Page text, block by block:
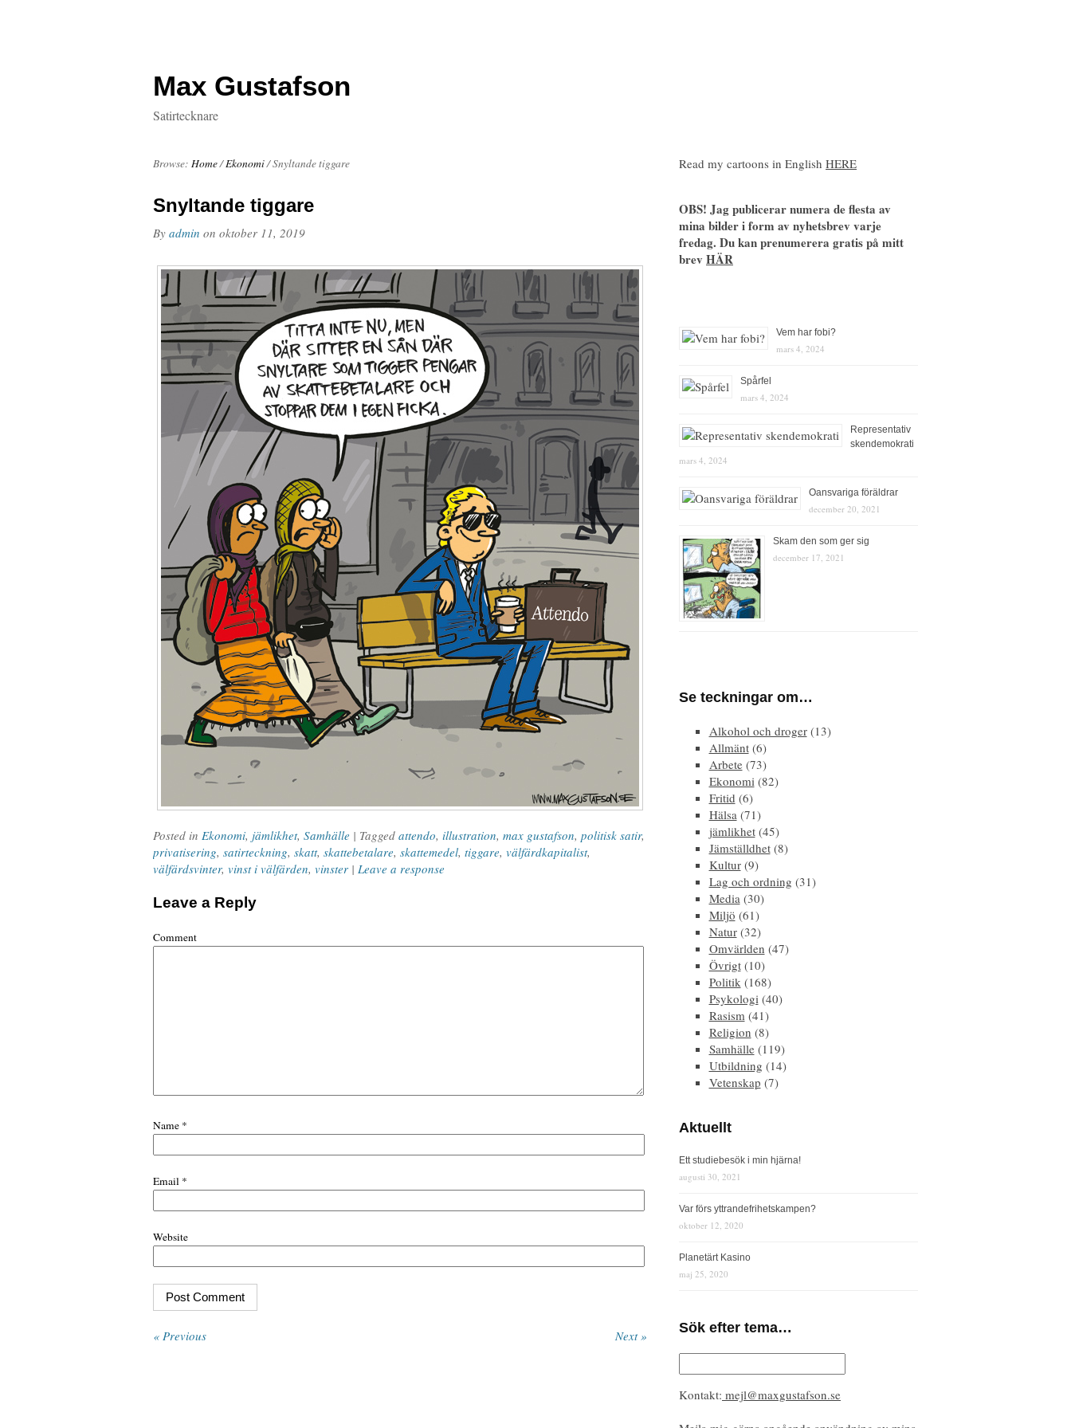
Max Gustafson
Satirtecknare
Browse: Home/Ekonomi/Snyltande tiggare
Snyltande tiggare
By admin on oktober 11, 2019
Posted in Ekonomi, jämlikhet, Samhälle | Tagged attendo, illustration, max gustafson, politisk satir,
privatisering, satirteckning, skatt, skattebetalare, skattemedel, tiggare, välfärdkapitalist,
välfärdsvinter, vinst i välfärden, vinster | Leave a response
Leave a Reply
Comment
Name *
Email *
Website
« Previous Next »
Read my cartoons in English HERE
OBS! Jag publicerar numera de flesta av
mina bilder i form av nyhetsbrev varje
fredag. Du kan prenumerera gratis på mitt
brev HÄR
Vem har fobi?
mars 4, 2024
Spårfel
mars 4, 2024
Representativ
skendemokrati
mars 4, 2024
Oansvariga föräldrar
december 20, 2021
Skam den som ger sig
december 17, 2021
Se teckningar om…
Alkohol och droger(13)
Allmänt(6)
Arbete(73)
Ekonomi(82)
Fritid (6)
Hälsa(71)
jämlikhet(45)
Jämställdhet(8)
Kultur(9)
Lag och ordning (31)
Media(30)
Miljö (61)
Natur(32)
Omvärlden (47)
Övrigt(10)
Politik(168)
Psykologi(40)
Rasism(41)
Religion (8)
Samhälle(119)
Utbildning (14)
Vetenskap (7)
Aktuellt
Ett studiebesök i min hjärna!
augusti 30, 2021
Var förs yttrandefrihetskampen?
oktober 12, 2020
Planetärt Kasino
maj 25, 2020
Sök efter tema…
Kontakt: mejl@maxgustafson.se